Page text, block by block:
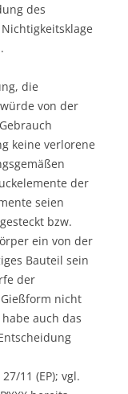
des
die
von der
keine verlorene
der
seien
bzw.
ein von der
Bauteil sein
der
nicht
auch das
11 (EP); vgl.